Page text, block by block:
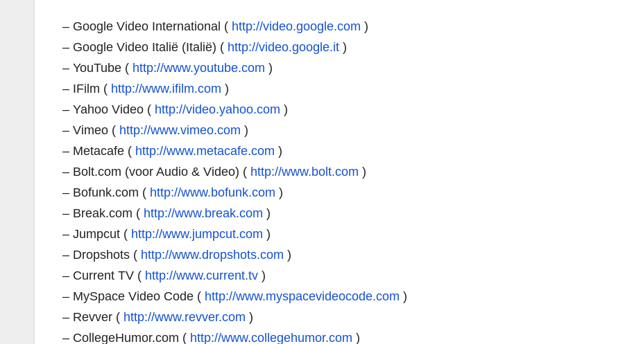
– Google Video International ( http://video.google.com )
– Google Video Italië (Italië) ( http://video.google.it )
– YouTube ( http://www.youtube.com )
– IFilm ( http://www.ifilm.com )
– Yahoo Video ( http://video.yahoo.com )
– Vimeo ( http://www.vimeo.com )
– Metacafe ( http://www.metacafe.com )
– Bolt.com (voor Audio & Video) ( http://www.bolt.com )
– Bofunk.com ( http://www.bofunk.com )
– Break.com ( http://www.break.com )
– Jumpcut ( http://www.jumpcut.com )
– Dropshots ( http://www.dropshots.com )
– Current TV ( http://www.current.tv )
– MySpace Video Code ( http://www.myspacevideocode.com )
– Revver ( http://www.revver.com )
– CollegeHumor.com ( http://www.collegehumor.com )